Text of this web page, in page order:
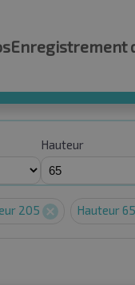
Enregistrement
Hauteur
205 Hauteur